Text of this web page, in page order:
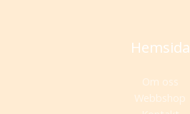
Hemsida
Om oss
Webbshop